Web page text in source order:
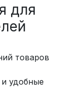
— от
и
2 дней,
грузов
для
товаров
и удобные